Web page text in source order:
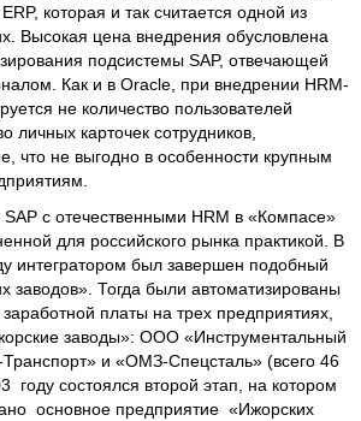
которая и так считается одной из
Высокая цена внедрения обусловлена
подсистемы SAP, отвечающей
Как и в Oracle, при внедрении HRM-
не количество пользователей
личных карточек сотрудников,
что не выгодно в особенности крупным
с отечественными HRM в «Компасе»
для российского рынка практикой. В
интегратором был завершен подобный
заводов». Тогда были автоматизированы
платы на трех предприятиях,
заводы»: ООО «Инструментальный
и «ОМЗ-Спецсталь» (всего 46
году состоялся второй этап, на котором
основное предприятие «Ижорских